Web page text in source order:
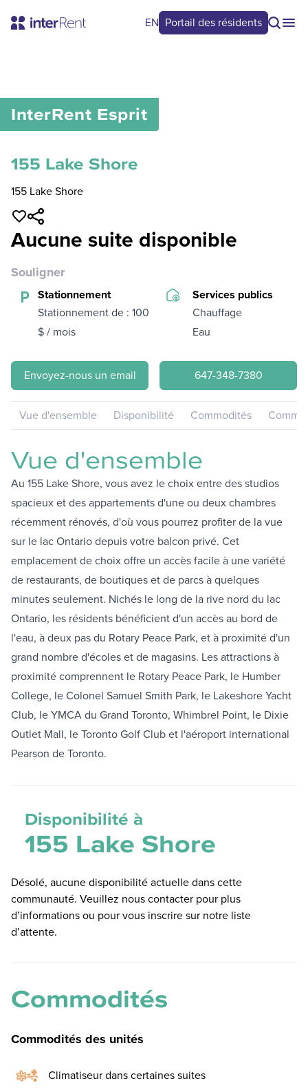
EN Portail des résidents
0/0
InterRent Esprit
155 Lake Shore
155 Lake Shore
Aucune suite disponible
Souligner
Stationnement
Stationnement de : 100
$ / mois
Services publics
Chauffage
Eau
Envoyez-nous un email 647-348-7380
Vue d'ensemble Disponibilité Commodités
Vue d'ensemble
Au 155 Lake Shore, vous avez le choix entre des studios
spacieux et des appartements d'une ou deux chambres
récemment rénovés, d'où vous pourrez profiter de la vue
sur le lac Ontario depuis votre balcon privé. Cet
emplacement de choix offre un accès facile à une variété
de restaurants, de boutiques et de parcs à quelques
minutes seulement. Nichés le long de la rive nord du lac
Ontario, les résidents bénéficient d'un accès au bord de
l'eau, à deux pas du Rotary Peace Park, et à proximité d'un
grand nombre d'écoles et de magasins. Les attractions à
proximité comprennent le Rotary Peace Park, le Humber
College, le Colonel Samuel Smith Park, le Lakeshore Yacht
Club, le YMCA du Grand Toronto, Whimbrel Point, le Dixie
Outlet Mall, le Toronto Golf Club et l'aéroport international
Pearson de Toronto.
Disponibilité à
155 Lake Shore
Désolé, aucune disponibilité actuelle dans cette
communauté. Veuillez nous contacter pour plus
d’informations ou pour vous inscrire sur notre liste
d’attente.
Commodités
Commodités des unités
Climatiseur dans certaines suites